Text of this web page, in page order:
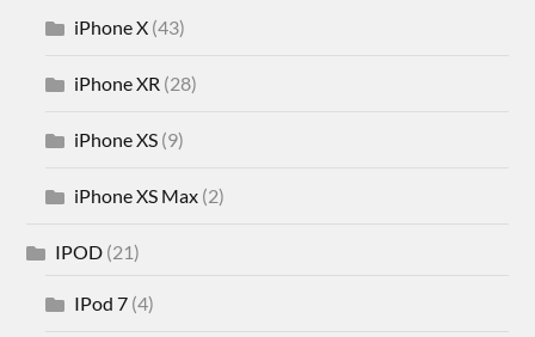
iPhone X (43)
iPhone XR (28)
iPhone XS (9)
iPhone XS Max (2)
IPOD (21)
IPod 7 (4)